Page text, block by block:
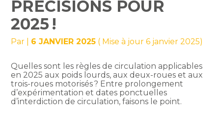
PRÉCISIONS POUR
2025 !
Par 6 JANVIER 2025 ( Mise à jour 6 janvier 2025)
Quelles sont les règles de circulation applicables
en 2025 aux poids lourds, aux deux-roues et aux
trois-roues motorisés ? Entre prolongement
d’expérimentation et dates ponctuelles
d’interdiction de circulation, faisons le point.